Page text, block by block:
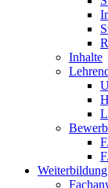
Inhalte
Weiterbildung